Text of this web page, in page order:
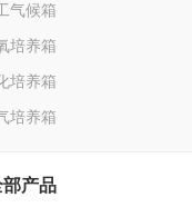
气候箱
培养箱
培养箱
培养箱
产品